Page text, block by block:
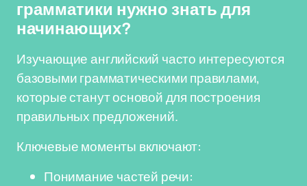
грамматики нужно знать для
начинающих?
Изучающие английский часто интересуются
базовыми грамматическими правилами,
которые станут основой для построения
правильных предложений.
Ключевые моменты включают:
Понимание частей речи: